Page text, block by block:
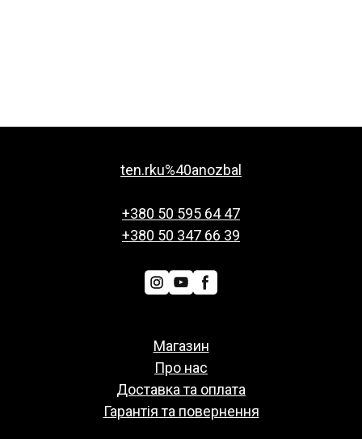
ten.rku%40anozbal
+380 50 595 64 47
+380 50 347 66 39
Магазин
Про нас
Доставка та оплата
Гарантія та повернення